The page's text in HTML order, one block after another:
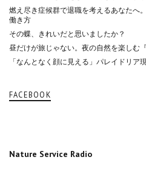
燃え尽き症候群で退職を考えるあなたへ
働き方
その蝶、きれいだと思いましたか？
昼だけが旅じゃない。夜の自然を楽しむ
「なんとなく顔に見える」パレイドリア
FACEBOOK
Nature Service Radio